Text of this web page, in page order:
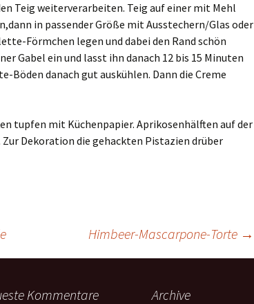
Teig weiterverarbeiten. Teig auf einer mit Mehl
in passender Größe mit Ausstechern/Glas oder
Förmchen legen und dabei den Rand schön
Gabel ein und lasst ihn danach 12 bis 15 Minuten
Böden danach gut auskühlen. Dann die Creme
tupfen mit Küchenpapier. Aprikosenhälften auf der
Dekoration die gehackten Pistazien drüber
Himbeer-Mascarpone-Torte →
Kommentare Archive